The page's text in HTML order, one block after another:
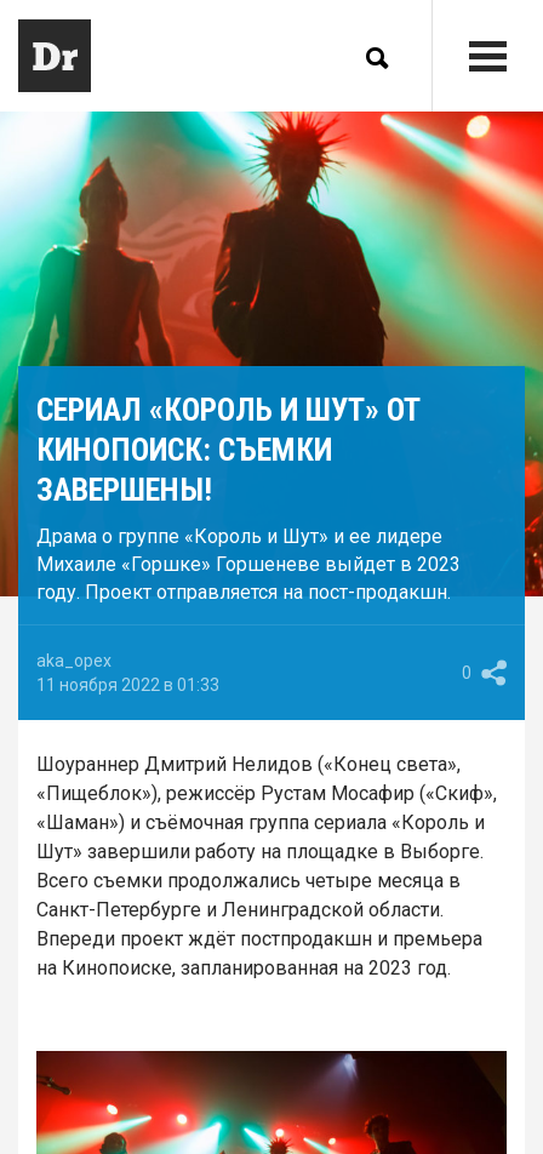
СЕРИАЛ «КОРОЛЬ И ШУТ» ОТ
КИНОПОИСК: СЪЕМКИ
ЗАВЕРШЕНЫ!
Драма о группе «Король и Шут» и ее лидере
Михаиле «Горшке» Горшеневе выйдет в 2023
году. Проект отправляется на пост-продакшн.
aka_opex
11 ноября 2022 в 01:33
0
Шоураннер Дмитрий Нелидов («Конец света»,
«Пищеблок»), режиссёр Рустам Мосафир («Скиф»,
«Шаман») и съёмочная группа сериала «Король и
Шут» завершили работу на площадке в Выборге.
Всего съемки продолжались четыре месяца в
Санкт-Петербурге и Ленинградской области.
Впереди проект ждёт постпродакшн и премьера
на Кинопоиске, запланированная на 2023 год.